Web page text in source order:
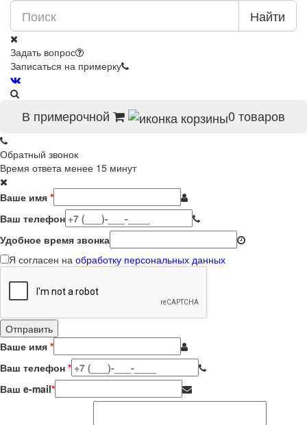
Найти
Задать вопрос
Записаться на примерку
В примерочной 0 товаров
Обратный звонок
Время ответа менее 15 минут
Ваше имя *
Ваш телефон
Удобное время звонка
Я согласен на обработку персональных данных
Ваше имя *
Ваш телефон *
Ваш e-mail*